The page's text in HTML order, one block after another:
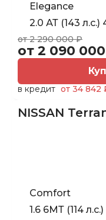
Elegance
2.0 АТ (143 л.с.)
от 2 290 000 ₽
от 2 090
в кредит от 34 842
NISSAN
Comfort
1.6 6МТ (114